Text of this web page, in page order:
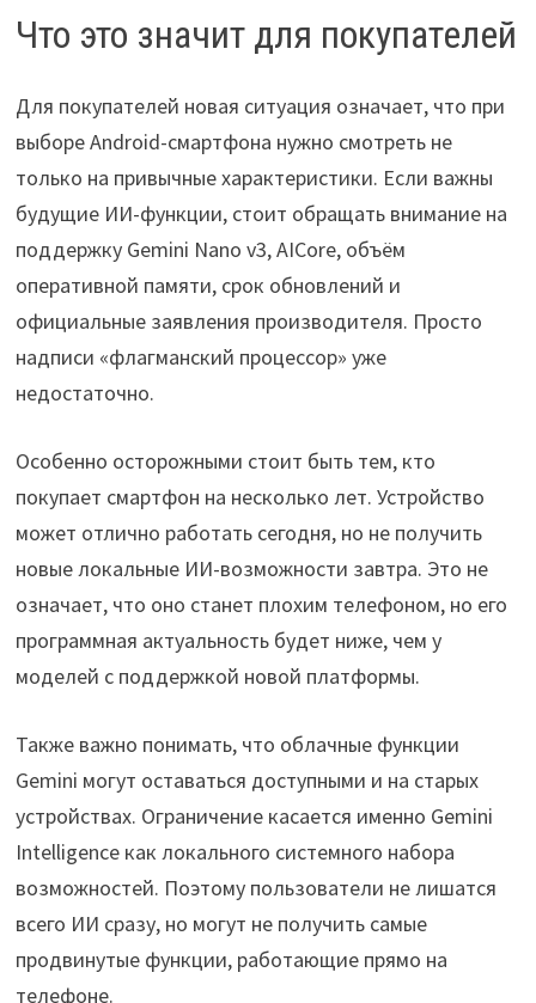
Что это значит для покупателей
Для покупателей новая ситуация означает, что при
выборе Android-смартфона нужно смотреть не
только на привычные характеристики. Если важны
будущие ИИ-функции, стоит обращать внимание на
поддержку Gemini Nano v3, AICore, объём
оперативной памяти, срок обновлений и
официальные заявления производителя. Просто
надписи «флагманский процессор» уже
недостаточно.
Особенно осторожными стоит быть тем, кто
покупает смартфон на несколько лет. Устройство
может отлично работать сегодня, но не получить
новые локальные ИИ-возможности завтра. Это не
означает, что оно станет плохим телефоном, но его
программная актуальность будет ниже, чем у
моделей с поддержкой новой платформы.
Также важно понимать, что облачные функции
Gemini могут оставаться доступными и на старых
устройствах. Ограничение касается именно Gemini
Intelligence как локального системного набора
возможностей. Поэтому пользователи не лишатся
всего ИИ сразу, но могут не получить самые
продвинутые функции, работающие прямо на
телефоне.